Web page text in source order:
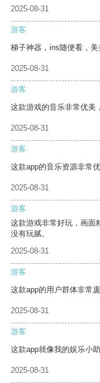
2025-08-31
游客
梯子神器，ins随便看，美
2025-08-31
游客
这款游戏的音乐非常优美
2025-08-31
游客
这款app的音乐资源非常
2025-08-31
游客
这款游戏非常好玩，画面
没有玩腻。
2025-08-31
游客
这款app的用户群体非常
2025-08-31
游客
这款app就像我的娱乐小
2025-08-31